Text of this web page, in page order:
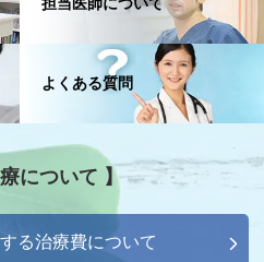
担当医師について
よくある質問
について 】
る治療費について